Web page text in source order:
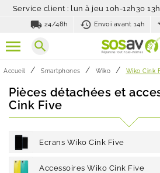
Service client : lun à jeu 10h-12h30
local_shipping 24/48h Envoi avant 14h
search
Accueil Smartphones Wiko Wiko Cink
Pièces détachées et
Cink Five
Ecrans Wiko Cink Five
Accessoires Wiko Cink Five